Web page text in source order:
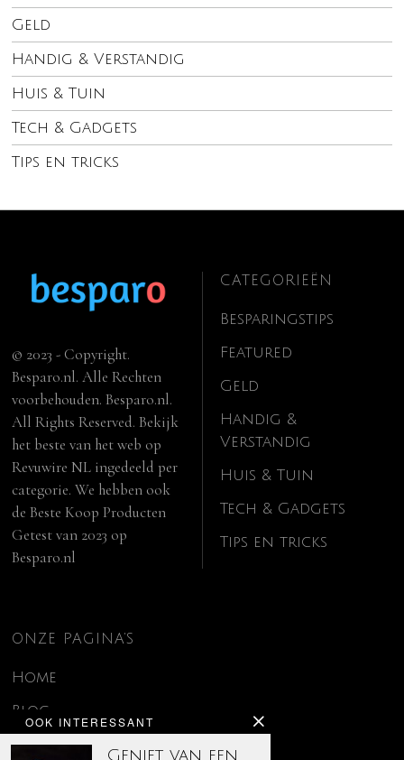
Geld
Handig & Verstandig
Huis & Tuin
Tech & Gadgets
Tips en tricks
OOK INTERESSANT
Geniet van een
© 2023 - Copyright.
Besparo.nl. Alle Rechten
voorbehouden. Besparo.nl.
All Rights Reserved. Bekijk
het beste van het web op
Revuwire NL ingedeeld per
categorie. We hebben ook
deBeste Koop Producten
Getest van 2023 op
Besparo.nl
CATEGORIEËN
Besparingstips
Featured
Geld
Handig &
Verstandig
Huis & Tuin
Tech & Gadgets
Tips en tricks
ONZE PAGINA’S
Home
Blog
Contact